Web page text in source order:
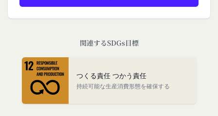
関連するSDGs目標
つくる責任 つかう責任
持続可能な生産消費形態を確保する
情報
アカウントへのアクセス者の本人確認に必要なパス
入力フォームその他当社が定める方法を通じてお客
様が入力または送信する情報
当社が各サービスにおいて取得すると定めた情報
端末情報
お客様が、端末または携帯端末上で当社のサービス
を利用する場合、当社は、端末識別子およびIPアド
す。なお、利用者は契約者の事業のために本サービ
スを利用されているものとみなします。
「会員」
本規約の内容の全てを承認いただいた上、本サービ
ス所定の手続きに従い会員登録を申請し、当社がこ